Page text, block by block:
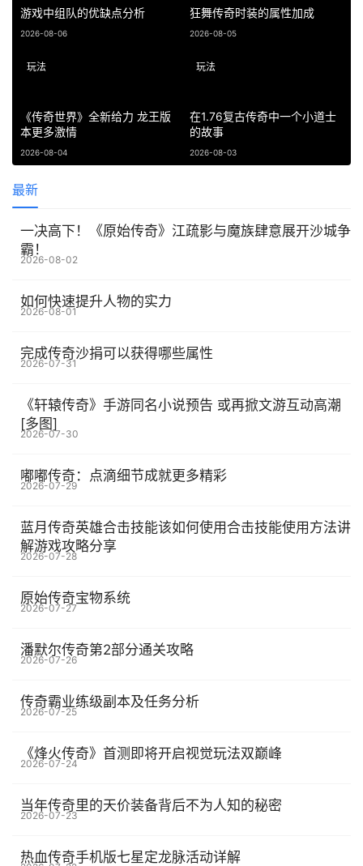
游戏中组队的优缺点分析
2026-08-06
狂舞传奇时装的属性加成
2026-08-05
《传奇世界》全新给力 龙王版
本更多激情
2026-08-04
玩法
在1.76复古传奇中一个小道士
的故事
2026-08-03
玩法
最新
一决高下！《原始传奇》江疏影与魔族肆意展开沙城争
霸！
2026-08-02
如何快速提升人物的实力
2026-08-01
完成传奇沙捐可以获得哪些属性
2026-07-31
《轩辕传奇》手游同名小说预告 或再掀文游互动高潮
[多图]
2026-07-30
嘟嘟传奇：点滴细节成就更多精彩
2026-07-29
蓝月传奇英雄合击技能该如何使用合击技能使用方法讲
解游戏攻略分享
2026-07-28
原始传奇宝物系统
2026-07-27
潘默尔传奇第2部分通关攻略
2026-07-26
传奇霸业练级副本及任务分析
2026-07-25
《烽火传奇》首测即将开启视觉玩法双巅峰
2026-07-24
当年传奇里的天价装备背后不为人知的秘密
2026-07-23
热血传奇手机版七星定龙脉活动详解